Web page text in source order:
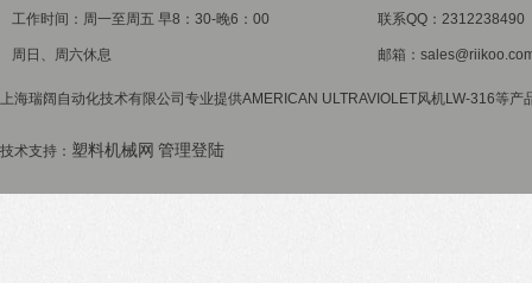
工作时间：周一至周五 早8：30-晚6：00
周日、周六休息
联系QQ：2312238490
邮箱：
上海瑞阔自动化技术有限公司专业提供AMERICAN ULTRAVIOLET风机LW-316等
技术支持： 塑料机械网 管理登陆